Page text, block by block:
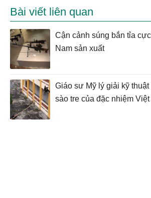
Bài viết liên quan
Cận cảnh súng bắn tỉa
Nam sản xuất
Giáo sư Mỹ lý giải kỹ
sào tre của đặc nhiệm